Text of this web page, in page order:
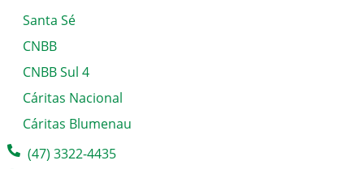
Santa Sé
CNBB
CNBB Sul 4
Cáritas Nacional
Cáritas Blumenau
(47) 3322-4435